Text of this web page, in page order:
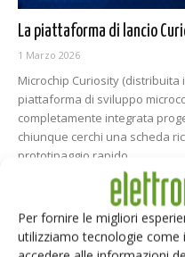
Per fornire le migliori
utilizziamo tecnologie
La piattaforma di lancio
1 Marzo 2026
Microchip Curiosity (distribuita
piattaforma di sviluppo
completamente integrata
chiunque cerchi una scheda
prototipaggio rapido